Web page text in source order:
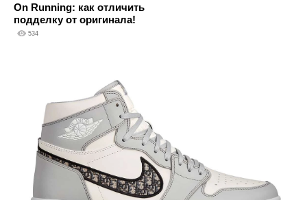
On Running: как отличить
подделку от оригинала!
534